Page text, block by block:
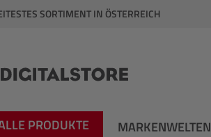
springen
SORTIMENT IN ÖSTERREICH
PRODUKTE MARKENWELTEN